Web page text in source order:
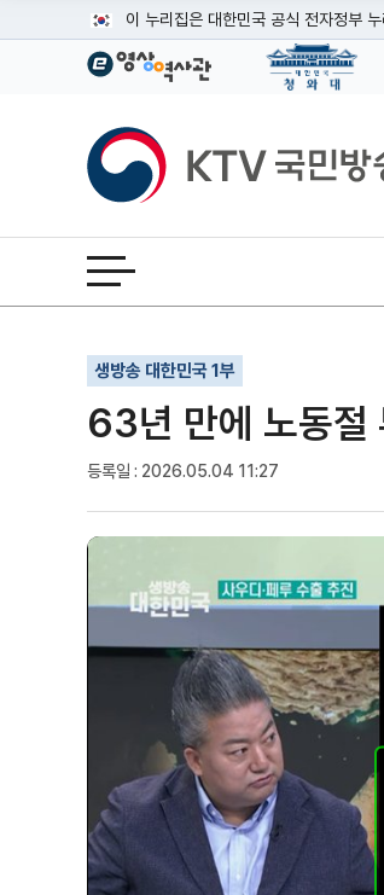
이 누리집은 대한민국 공식 전자정부
공식 누리집 주소 확인하기
이밖에 or.kr 또는 .kr등 다른 도메인 주
운영중인 공식 누리집보기
KTV국민방송
전체메뉴 열기
생방송 대한민국 1부
63년 만에 노동절
등록일 : 2026.05.04 11:27
기사인쇄
글자확대
글자축소